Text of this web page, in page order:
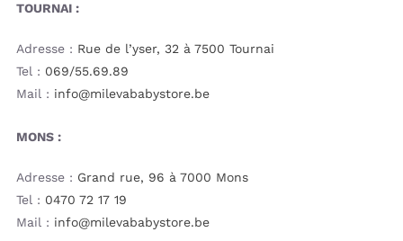
TOURNAI :
Adresse : Rue de l’yser, 32 à 7500 Tournai
Tel : 069/55.69.89
Mail : info@milevababystore.be
MONS :
Adresse : Grand rue, 96 à 7000 Mons
Tel : 0470 72 17 19
Mail : info@milevababystore.be